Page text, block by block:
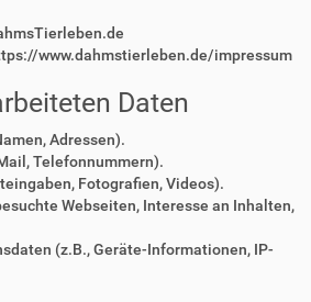
www.dahmstierleben.de/impressum
Daten
Adressen).
Telefonnummern).
Fotografien, Videos).
Webseiten, Interesse an Inhalten,
(z.B., Geräte-Informationen, IP-